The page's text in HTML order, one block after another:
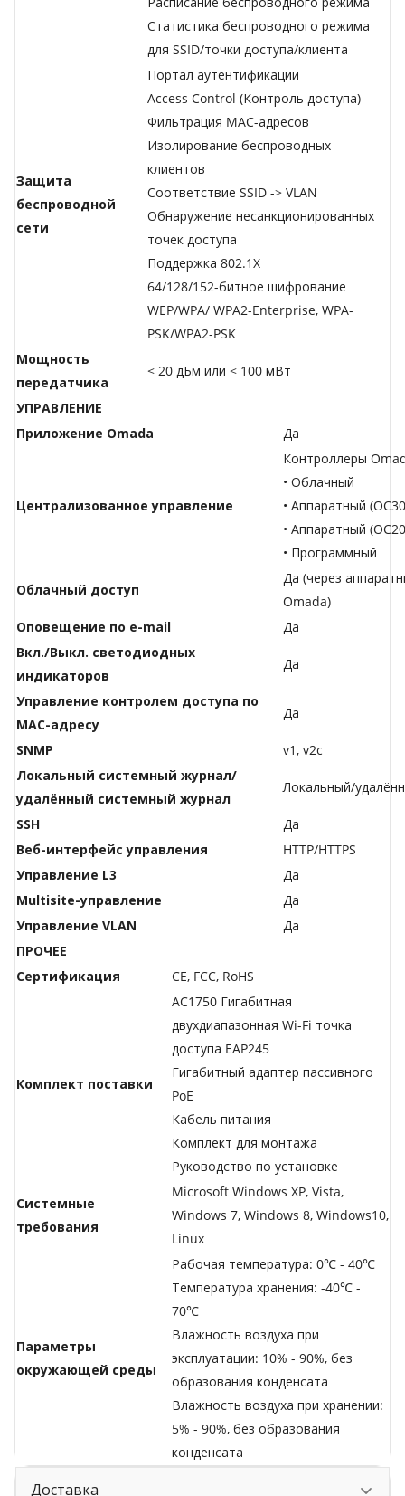
Статистика беспроводного режима
для SSID/точки доступа/клиента
Защита
беспроводной
сети
Портал аутентификации
Access Control (Контроль доступа)
Фильтрация MAC-адресов
Изолирование беспроводных
клиентов
Соответствие SSID -> VLAN
Обнаружение несанкционированных
точек доступа
Поддержка 802.1X
64/128/152-битное шифрование
WEP/WPA/ WPA2-Enterprise, WPA-
PSK/WPA2-PSK
Мощность
передатчика
< 20 дБм или < 100 мВт
УПРАВЛЕНИЕ
Приложение Omada
Да
Централизованное управление
Контроллеры
• Облачный
• Аппаратный
• Аппаратный
• Программный
Облачный доступ
Да (через
Omada)
Оповещение по e-mail
Да
Вкл./Выкл. светодиодных
индикаторов
Да
Управление контролем доступа по
MAC-адресу
Да
SNMP
v1, v2c
Локальный системный журнал/
удалённый системный журнал
Локальный/
SSH
Да
Веб-интерфейс управления
HTTP/HTTPS
Управление L3
Да
Multisite-управление
Да
Управление VLAN
Да
ПРОЧЕЕ
Сертификация
CE, FCC, RoHS
Комплект поставки
AC1750 Гигабитная
двухдиапазонная Wi-Fi точка
доступа EAP245
Гигабитный адаптер пассивного
PoE
Кабель питания
Комплект для монтажа
Руководство по установке
Системные
требования
Microsoft Windows XP, Vista,
Windows 7, Windows 8, Windows10,
Linux
Параметры
окружающей среды
Рабочая температура: 0℃ - 40℃
Температура хранения: -40℃ -
70℃
Влажность воздуха при
эксплуатации: 10% - 90%, без
образования конденсата
Влажность воздуха при хранении:
5% - 90%, без образования
конденсата
Доставка